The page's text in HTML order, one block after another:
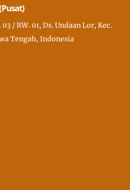
/ RW. 01, Ds. Undaan Lor, Kec.
Tengah, Indonesia